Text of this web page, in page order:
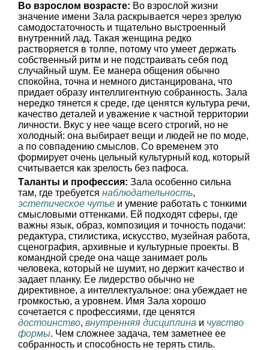
Во взрослом возрасте: Во взрослой жизни
значение имени Зала раскрывается через зрелую
самодостаточность и тщательно выстроенный
внутренний лад. Такая женщина редко
растворяется в толпе, потому что умеет держать
собственный ритм и не подстраивать себя под
случайный шум. Ее манера общения обычно
спокойна, точна и немного дистанцирована, что
придает образу интеллигентную собранность. Зала
нередко тянется к среде, где ценятся культура речи,
качество деталей и уважение к частной территории
личности. Вкус у нее чаще всего строгий, но не
холодный: она выбирает вещи и людей не по моде,
а по совпадению смыслов. Со временем это
формирует очень цельный культурный код, который
считывается как зрелость без пафоса.
Таланты и профессия: Зала особенно сильна
там, где требуется наблюдательность,
эстетическое чутье и умение работать с тонкими
смысловыми оттенками. Ей подходят сферы, где
важны язык, образ, композиция и точность подачи:
редактура, стилистика, искусство, музейная работа,
сценография, архивные и культурные проекты. В
командной среде она чаще занимает роль
человека, который не шумит, но держит качество и
задает планку. Ее лидерство обычно не
директивное, а интеллектуальное: она убеждает не
громкостью, а уровнем. Имя Зала хорошо
сочетается с профессиями, где ценятся
достоинство, внутренняя дисциплина и чувство
формы. Чем сложнее задача, тем заметнее ее
собранность и способность не терять стиль.